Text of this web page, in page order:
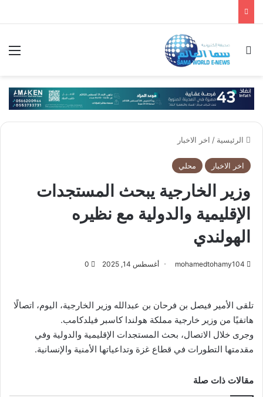
بحث عن
الرئيسية / اخر الاخبار
اخر الاخبار محلي
وزير الخارجية يبحث المستجدات
الإقليمية والدولية مع نظيره
الهولندي
mohamedtohamy104 أغسطس 14, 2025 0
تلقى الأمير فيصل بن فرحان بن عبدالله وزير الخارجية، اليوم، اتصالًا
هاتفيًا من وزير خارجية مملكة هولندا كاسبر فيلدكامب.
وجرى خلال الاتصال، بحث المستجدات الإقليمية والدولية وفي
مقدمتها التطورات في قطاع غزة وتداعياتها الأمنية والإنسانية.
مقالات ذات صلة